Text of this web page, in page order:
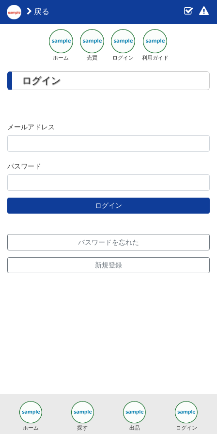
戻る
ホーム 売買 ログイン 利用ガイド
ログイン
メールアドレス
パスワード
ログイン
パスワードを忘れた
新規登録
ホーム 探す 出品 ログイン